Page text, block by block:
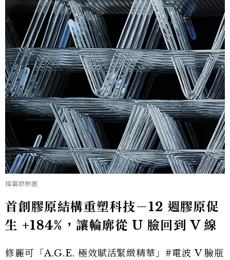
撐霸膠原圖
首創膠原結構重塑科技－12 週膠原促
生 +184%，讓輪廓從 U 臉回到 V 線
修麗可「A.G.E. 極效賦活緊緻精華」#電波 V 臉瓶